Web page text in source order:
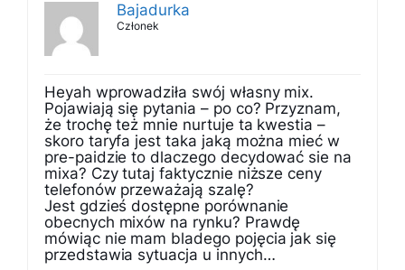
Bajadurka
Członek
Heyah wprowadziła swój własny mix.
Pojawiają się pytania – po co? Przyznam,
że trochę też mnie nurtuje ta kwestia –
skoro taryfa jest taka jaką można mieć w
pre-paidzie to dlaczego decydować sie na
mixa? Czy tutaj faktycznie niższe ceny
telefonów przeważają szalę?
Jest gdzieś dostępne porównanie
obecnych mixów na rynku? Prawdę
mówiąc nie mam bladego pojęcia jak się
przedstawia sytuacja u innych…